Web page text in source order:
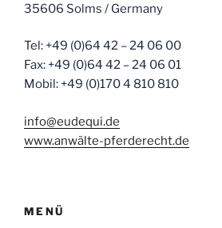
35606 Solms / Germany
Tel: +49 (0)64 42 – 24 06 00
Fax: +49 (0)64 42 – 24 06 01
Mobil: +49 (0)170 4 810 810
info@eudequi.de
www.anwälte-pferderecht.de
MENÜ